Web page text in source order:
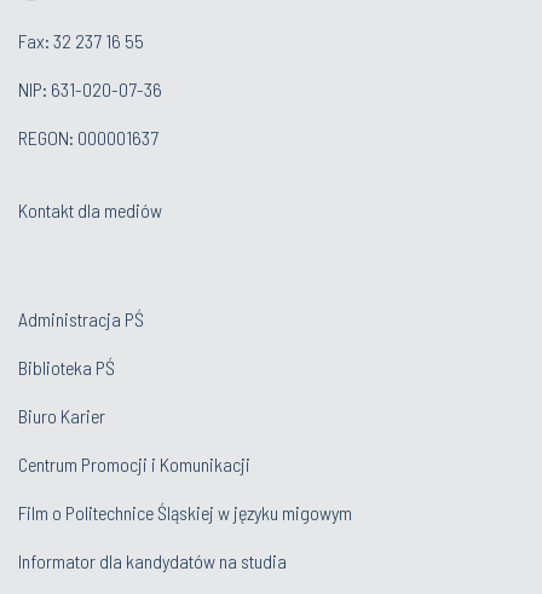
Fax: 32 237 16 55
NIP: 631-020-07-36
REGON: 000001637
Kontakt dla mediów
Administracja PŚ
Biblioteka PŚ
Biuro Karier
Centrum Promocji i Komunikacji
Film o Politechnice Śląskiej w języku migowym
Informator dla kandydatów na studia